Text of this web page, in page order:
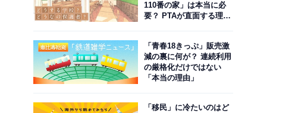
110番の家」は本当に必
要？ PTAが直面する理想
「青春18きっぷ」販売激
減の裏に何が？ 連続利用
の厳格化だけではない
「本当の理由」
「移民」に冷たいのはど